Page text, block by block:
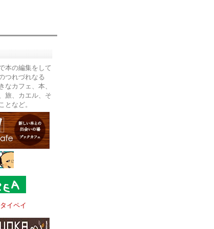
本の編集をして
つれづれなる
なカフェ、本、
旅、カエル、そ
となど。